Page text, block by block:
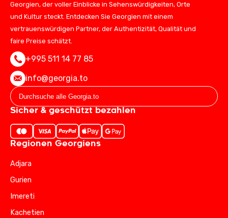
Georgien, der voller Einblicke in Sehenswürdigkeiten, Orte
und Kultur steckt. Entdecken Sie Georgien mit einem
vertrauenswürdigen Partner, der Authentizität, Qualität und
faire Preise schätzt.
+995 511 14 77 85
info@georgia.to
Sicher & geschützt bezahlen
Regionen Georgiens
Adjara
Gurien
Imereti
Kachetien